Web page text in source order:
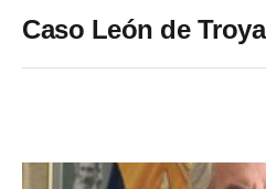
Caso León de Troya